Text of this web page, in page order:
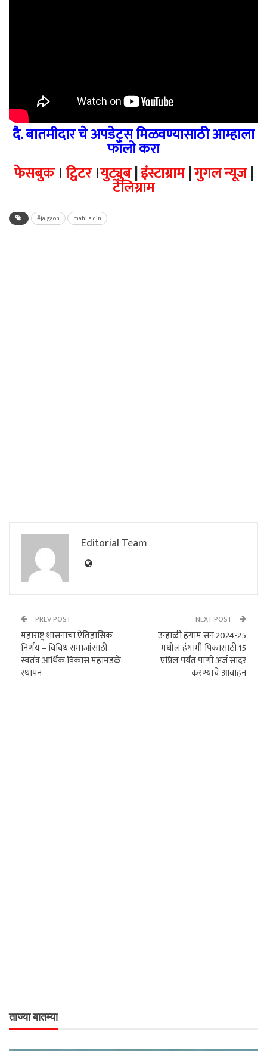
दै. बातमीदार चे अपडेट्स मिळवण्यासाठी आम्हाला
फॉलो करा
फेसबुक। ट्विटर।युट्युब|इंस्टाग्राम|गुगल न्यूज|
टेलिग्राम
#jalgaon mahila din
Editorial Team
PREV POST
महाराष्ट्र शासनाचा ऐतिहासिक
निर्णय – विविध समाजांसाठी
स्वतंत्र आर्थिक विकास महामंडळे
स्थापन
NEXT POST
उन्हाळी हंगाम सन 2024-25
मधील हंगामी पिकासाठी 15
एप्रिल पर्यंत पाणी अर्ज सादर
करण्याचे आवाहन
ताज्या बातम्या